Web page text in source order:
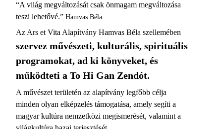
“A világ megváltozását csak önmagam megváltozása
teszi lehetővé.” Hamvas Béla.
Az Ars et Vita Alapítvány Hamvas Béla szellemében
szervez művészeti, kulturális, spirituális
programokat, ad ki könyveket, és
működteti a To Hi Gan Zendót.
A művészet területén az alapítvány legfőbb célja
minden olyan elképzelés támogatása, amely segíti a
magyar kultúra nemzetközi megismerését, valamint a